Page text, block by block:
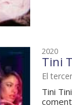
2020
Tini
El
Tini